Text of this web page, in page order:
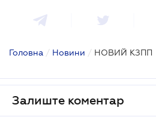
Головна / Новини / НОВИЙ КЗПП
Залиште коментар